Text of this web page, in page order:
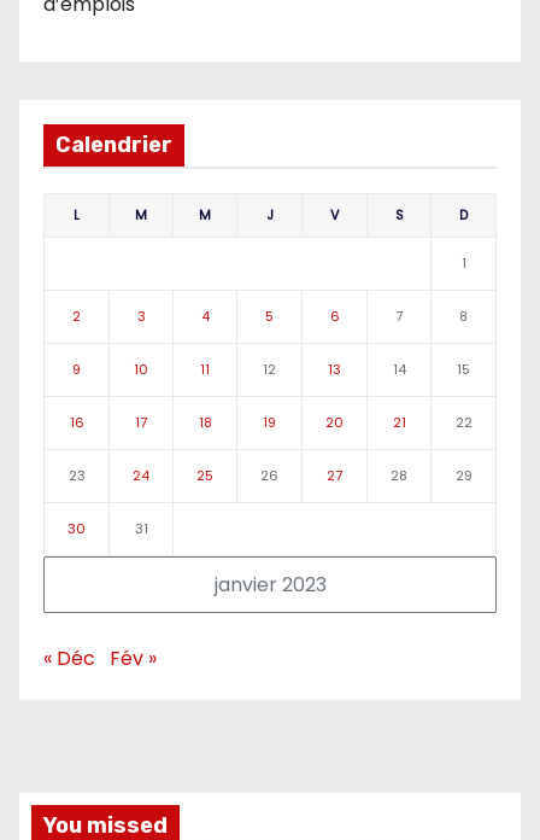
Calendrier
janvier 2023
L M M J V S D
1
2 3 4 5 6 7 8
9 10 11 12 13 14 15
16 17 18 19 20 21 22
23 24 25 26 27 28 29
30 31
« Déc Fév »
You missed